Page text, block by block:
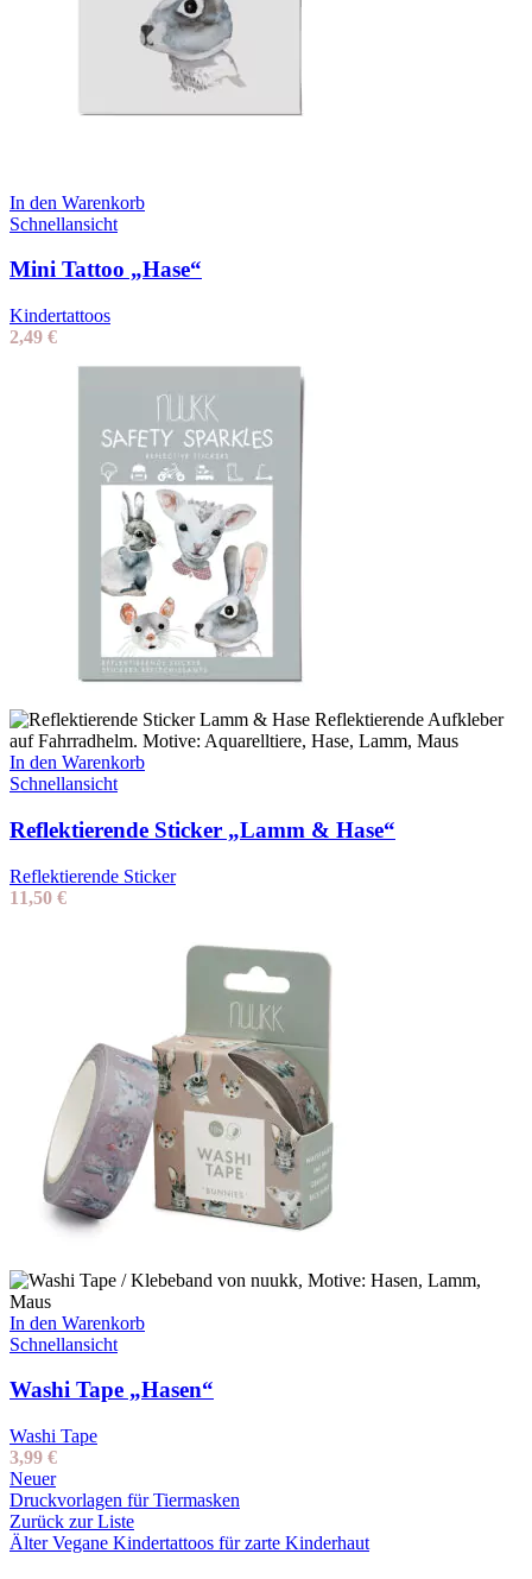
In den Warenkorb
Schnellansicht
Mini Tattoo „Hase“
Kindertattoos
2,49 €
In den Warenkorb
Schnellansicht
Reflektierende Sticker „Lamm & Hase“
Reflektierende Sticker
11,50 €
In den Warenkorb
Schnellansicht
Washi Tape „Hasen“
Washi Tape
3,99 €
Neuer
Druckvorlagen für Tiermasken
Zurück zur Liste
Älter Vegane Kindertattoos für zarte Kinderhaut